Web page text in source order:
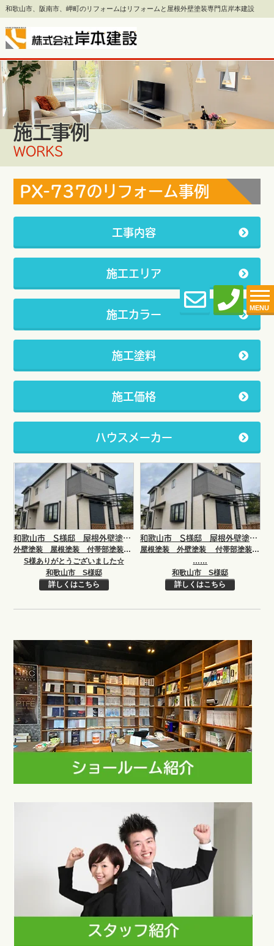
和歌山市、阪南市、岬町のリフォームはリフォームと屋根外壁塗装専門店岸本建設
MENU
施工事例
WORKS
PX-737のリフォーム事例
工事内容
施工エリア
施工カラー
施工塗料
施工価格
ハウスメーカー
和歌山市 S様邸 屋根外壁塗装リフォーム工事
外壁塗装 屋根塗装 付帯部塗装 シーリング打ち替え
S様ありがとうございました☆
和歌山市 S様邸
詳しくはこちら
和歌山市 S様邸 屋根外壁塗装リフォーム工事
屋根塗装 外壁塗装 付帯部塗装 コーキング打ち替え
……
和歌山市 S様邸
詳しくはこちら